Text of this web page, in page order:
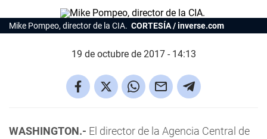
Mike Pompeo, director de la CIA. CORTESÍA / inverse.com
19 de octubre de 2017 - 14:13
WASHINGTON.- El director de la Agencia Central de